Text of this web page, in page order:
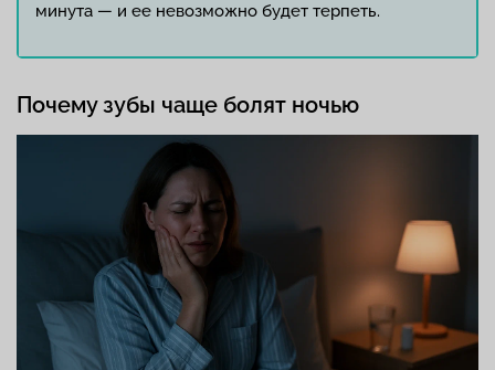
минута — и ее невозможно будет терпеть.
Почему зубы чаще болят ночью